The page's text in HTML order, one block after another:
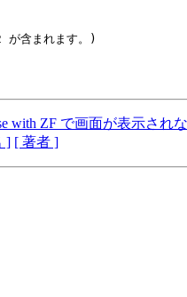
含まれます。)
with ZF で画面が表示され
] [ 著者 ]